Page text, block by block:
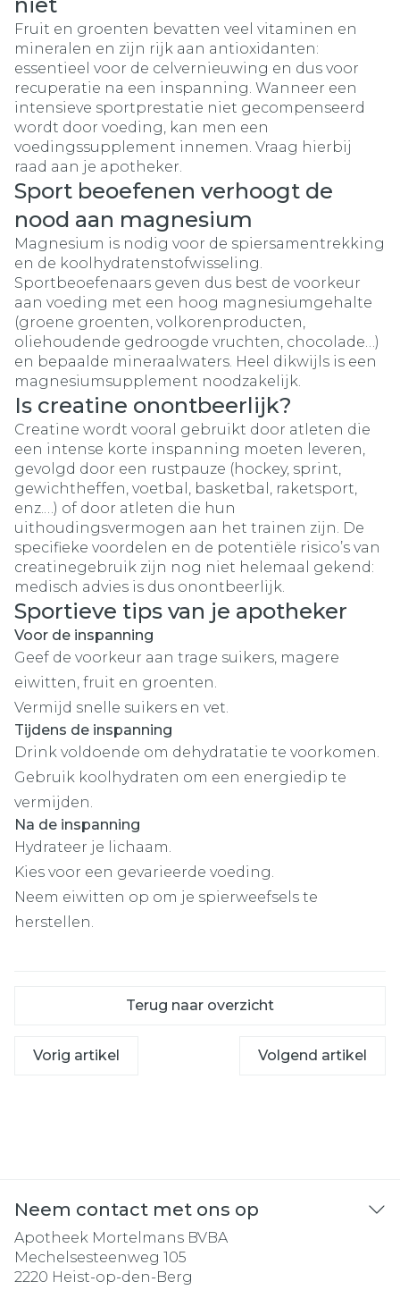
Fruit en groenten bevatten veel vitaminen en
mineralen en zijn rijk aan antioxidanten:
essentieel voor de celvernieuwing en dus voor
recuperatie na een inspanning. Wanneer een
intensieve sportprestatie niet gecompenseerd
wordt door voeding, kan men een
voedingssupplement innemen. Vraag hierbij
raad aan je apotheker.
Sport beoefenen verhoogt de
nood aan magnesium
Magnesium is nodig voor de spiersamentrekking
en de koolhydratenstofwisseling.
Sportbeoefenaars geven dus best de voorkeur
aan voeding met een hoog magnesiumgehalte
(groene groenten, volkorenproducten,
oliehoudende gedroogde vruchten, chocolade…)
en bepaalde mineraalwaters. Heel dikwijls is een
magnesiumsupplement noodzakelijk.
Is creatine onontbeerlijk?
Creatine wordt vooral gebruikt door atleten die
een intense korte inspanning moeten leveren,
gevolgd door een rustpauze (hockey, sprint,
gewichtheffen, voetbal, basketbal, raketsport,
enz.…) of door atleten die hun
uithoudingsvermogen aan het trainen zijn. De
specifieke voordelen en de potentiële risico’s van
creatinegebruik zijn nog niet helemaal gekend:
medisch advies is dus onontbeerlijk.
Sportieve tips van je apotheker
Voor de inspanning
Geef de voorkeur aan trage suikers, magere
eiwitten, fruit en groenten.
Vermijd snelle suikers en vet.
Tijdens de inspanning
Drink voldoende om dehydratatie te voorkomen.
Gebruik koolhydraten om een energiedip te
vermijden.
Na de inspanning
Hydrateer je lichaam.
Kies voor een gevarieerde voeding.
Neem eiwitten op om je spierweefsels te
herstellen.
Terug naar overzicht
Vorig artikel Volgend artikel
Neem contact met ons op
Apotheek Mortelmans BVBA
Mechelsesteenweg 105
2220 Heist-op-den-Berg